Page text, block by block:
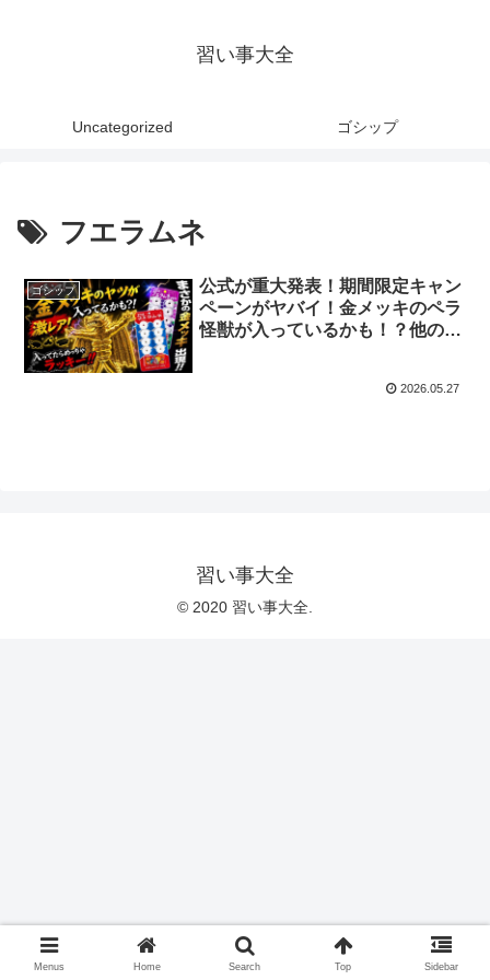
習い事大全
Uncategorized ゴシップ
フエラムネ
ゴシップ
公式が重大発表！期間限定キャン
ペーンがヤバイ！金メッキのペラ
怪獣が入っているかも！？他のフ
2026.05.27
習い事大全
© 2020 習い事大全.
Menus Home Search Top Sidebar